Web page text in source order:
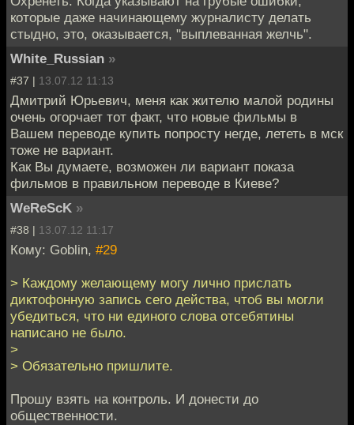
которые даже начинающему журналисту делать
стыдно, это, оказывается, "выплеванная желчь".
White_Russian »
#37 | 13.07.12 11:13
Дмитрий Юрьевич, меня как жителю малой родины
очень огорчает тот факт, что новые фильмы в
Вашем переводе купить попросту негде, лететь в мск
тоже не вариант.
Как Вы думаете, возможен ли вариант показа
фильмов в правильном переводе в Киеве?
WeReScK »
#38 | 13.07.12 11:17
Кому: Goblin, #29
> Каждому желающему могу лично прислать
диктофонную запись сего действа, чтоб вы могли
убедиться, что ни единого слова отсебятины
написано не было.
>
> Обязательно пришлите.
Прошу взять на контроль. И донести до
общественности.